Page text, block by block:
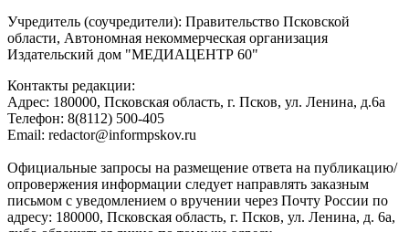
Учредитель (соучредители): Правительство Псковской
области, Автономная некоммерческая организация
Издательский дом "МЕДИАЦЕНТР 60"
Контакты редакции:
Адреc: 180000, Псковская область, г. Псков, ул. Ленина, д.6а
Телефон: 8(8112) 500-405
Email: redactor@informpskov.ru
Официальные запросы на размещение ответа на публикацию/
опровержения информации следует направлять заказным
письмом с уведомлением о вручении через Почту России по
адресу: 180000, Псковская область, г. Псков, ул. Ленина, д. 6а,